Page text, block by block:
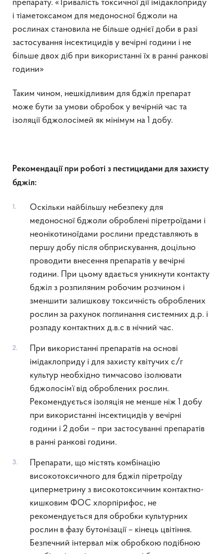
препарату. «Тривалість токсичної дії імідаклоприду
і тіаметоксамом для медоносної бджоли на
рослинах становила не більше однієї доби в разі
застосування інсектицидів у вечірні години і не
більше двох діб при використанні їх в ранні ранкові
години»
Таким чином, нешкідливим для бджіл препарат
може бути за умови обробок у вечірній час та
ізоляції бджолосімей як мінімум на 1 добу.
Рекомендаціїпри роботі з пестицидами для захисту
бджіл:
Оскільки найбільшу небезпеку для
медоносної бджоли оброблені піретроїдами і
неонікотиноїдами рослини представляють в
першу добу після обприскування, доцільно
проводити внесення препаратів у вечірні
години. При цьому вдається уникнути контакту
бджіл з розпиляним робочим розчином і
зменшити залишкову токсичність оброблених
рослин за рахунок поглинання системних д.р. і
розпаду контактних д.в.с в нічний час.
При використанні препаратів на основі
імідаклоприду і для захисту квітучих с/г
культур необхідно тимчасово ізолювати
бджолосім’ї від оброблених рослин.
Рекомендується ізоляція не менше ніж 1 добу
при використанні інсектицидів у вечірні
години і 2 доби – при застосуванні препаратів
в ранні ранкові години.
Препарати, що містять комбінацію
високотоксичного для бджіл піретроїду
циперметрину з високотоксичним контактно-
кишковим ФОС хлорпірифос, не
рекомендується для обробки культурних
рослин в фазу бутонізації – кінець цвітіння.
Безпечний інтервал між обробкою подібною